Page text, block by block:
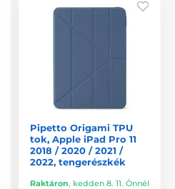
Pipetto Origami TPU
tok, Apple iPad Pro 11
2018 / 2020 / 2021 /
2022, tengerészkék
Raktáron, kedden 8. 11. Önnél